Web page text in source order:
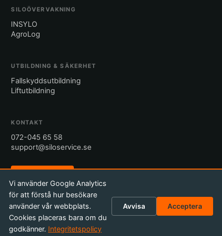
SILOÖVERVAKNING
INSYLO
AgroLog
UTBILDNING & SÄKERHET
Fallskyddsutbildning
Liftutbildning
KONTAKT
072-045 65 58
support@siloservice.se
© 2026 Silo Service Sweden AB
KöpvillkorIntegritetspolicy
Vi använder Google Analytics
för att förstå hur besökare
använder vår webbplats.
Cookies placeras bara om du
godkänner. Integritetspolicy
Avvisa Acceptera